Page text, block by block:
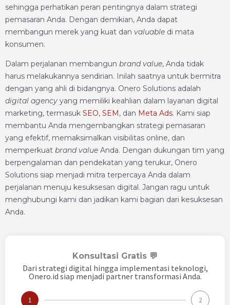
sehingga perhatikan peran pentingnya dalam strategi
pemasaran Anda. Dengan demikian, Anda dapat
membangun merek yang kuat dan valuable di mata
konsumen.
Dalam perjalanan membangun brand value, Anda tidak
harus melakukannya sendirian. Inilah saatnya untuk bermitra
dengan yang ahli di bidangnya. Onero Solutions adalah
digital agency yang memiliki keahlian dalam layanan digital
marketing, termasuk SEO, SEM, dan Meta Ads. Kami siap
membantu Anda mengembangkan strategi pemasaran
yang efektif, memaksimalkan visibilitas online, dan
memperkuat brand value Anda. Dengan dukungan tim yang
berpengalaman dan pendekatan yang terukur, Onero
Solutions siap menjadi mitra terpercaya Anda dalam
perjalanan menuju kesuksesan digital. Jangan ragu untuk
menghubungi kami dan jadikan kami bagian dari kesuksesan
Anda.
Konsultasi Gratis 💬
Dari strategi digital hingga implementasi teknologi,
Onero.id siap menjadi partner transformasi Anda.
1 2